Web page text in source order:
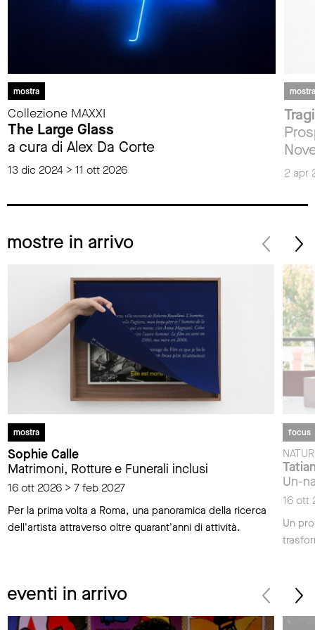
mostra
Collezione MAXXI
The Large Glass
a cura di Alex Da Corte
13 dic 2024 > 11 ott 2026
mostra
2 apr
mostre in arrivo
mostra
Sophie Calle
Matrimoni, Rotture e Funerali inclusi
16 ott 2026 > 7 feb 2027
Per la prima volta a Roma, una panoramica della ricerca
dell'artista attraverso oltre quarant'anni di attività.
focus
Un-
16 ott
Un
eventi in arrivo